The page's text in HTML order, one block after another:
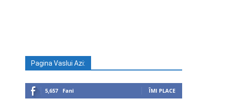
Pagina Vaslui Azi:
5,657 Fani ÎMI PLACE